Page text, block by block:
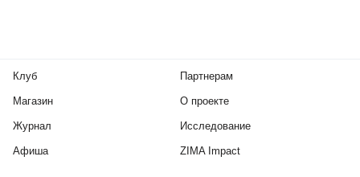
Клуб
Магазин
Журнал
Афиша
Партнерам
О проекте
Исследование
ZIMA Impact